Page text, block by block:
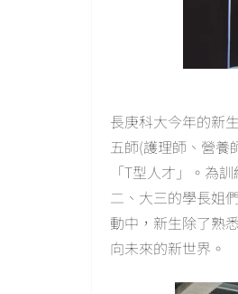
長庚科大今年的新
五師(護理師、營養
「T型人才」。為
二、大三的學長姐
動中，新生除了熟
向未來的新世界。